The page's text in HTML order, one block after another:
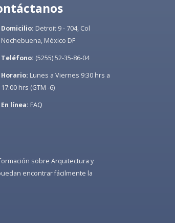
Domicilio: Detroit 9 - 704, Col
Nochebuena, México DF
Teléfono: (5255) 52-35-86-04
Horario: Lunes a Viernes 9:30 hrs a
17:00 hrs (GTM -6)
En línea: FAQ
sobre Arquitectura y
encontrar fácilmente la